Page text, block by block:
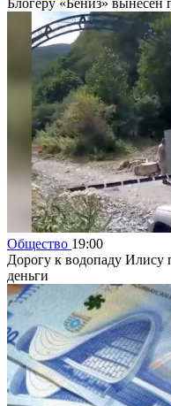
Общество 19:00
Дорогу к водопаду Илису
деньги